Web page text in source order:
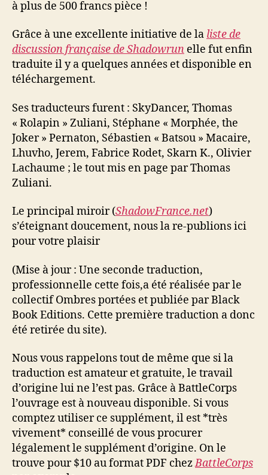
à plus de 500 francs pièce !
Grâce à une excellente initiative de la liste de
discussion française de Shadowrun elle fut enfin
traduite il y a quelques années et disponible en
téléchargement.
Ses traducteurs furent : SkyDancer, Thomas
« Rolapin » Zuliani, Stéphane « Morphée, the
Joker » Pernaton, Sébastien « Batsou » Macaire,
Lhuvho, Jerem, Fabrice Rodet, Skarn K., Olivier
Lachaume ; le tout mis en page par Thomas
Zuliani.
Le principal miroir (ShadowFrance.net)
s’éteignant doucement, nous la re-publions ici
pour votre plaisir
(Mise à jour : Une seconde traduction,
professionnelle cette fois,a été réalisée par le
collectif Ombres portées et publiée par Black
Book Editions. Cette première traduction a donc
été retirée du site).
Nous vous rappelons tout de même que si la
traduction est amateur et gratuite, le travail
d’origine lui ne l’est pas. Grâce à BattleCorps
l’ouvrage est à nouveau disponible. Si vous
comptez utiliser ce supplément, il est *très
vivement* conseillé de vous procurer
légalement le supplément d’origine. On le
trouve pour $10 au format PDF chezBattleCorps